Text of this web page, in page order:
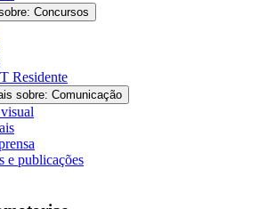
Concursos
Residente
sobre: Comunicação
e publicações